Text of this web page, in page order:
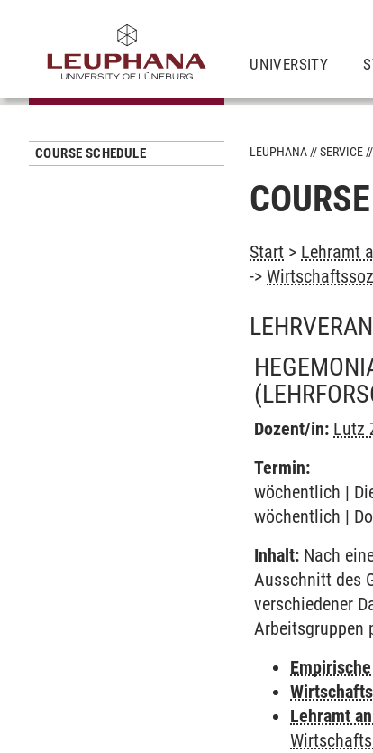
UNIVERSITY
COURSE SCHEDULE LEUPHANA SERVICE
Start > Lehramt
->
Dozent/in: Lutz
Termin:
wöchentlich |
wöchentlich |
Inhalt: Nach
Ausschnitt des
verschiedener
Arbeitsgruppen
Lehramt